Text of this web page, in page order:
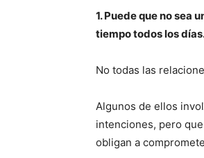
1. Puede que no sea
tiempo todos los
No todas las
Algunos de ellos
intenciones, pero
obligan a